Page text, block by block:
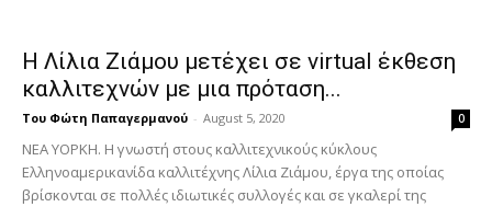
Η Λίλια Ζιάμου μετέχει σε virtual έκθεση
καλλιτεχνών με μια πρόταση...
Του Φώτη Παπαγερμανού - August 5, 2020 0
ΝΕΑ ΥΟΡΚΗ. Η γνωστή στους καλλιτεχνικούς κύκλους
Ελληνοαμερικανίδα καλλιτέχνης Λίλια Ζιάμου, έργα της οποίας
βρίσκονται σε πολλές ιδιωτικές συλλογές και σε γκαλερί της